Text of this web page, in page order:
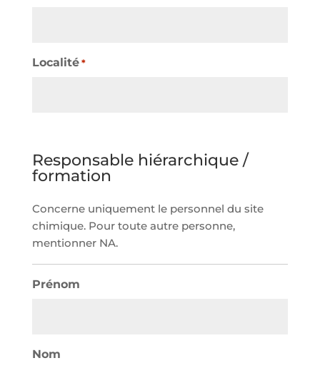
Localité *
Responsable hiérarchique /
formation
Concerne uniquement le personnel du site
chimique. Pour toute autre personne,
mentionner NA.
Prénom
Nom